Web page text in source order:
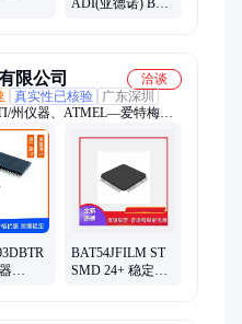
ADI(亚德诺) BGA
限公司
洽谈
真实性已核验
广东深圳
州仪器、ATMEL—爱特梅
三星、RENESAS—瑞
安华高、VISHAY—威世、
、欧姆龙、AB/罗克韦尔、西
INFINEON—英飞凌
BAT54JFILM ST
SMD 24+ 稳定性